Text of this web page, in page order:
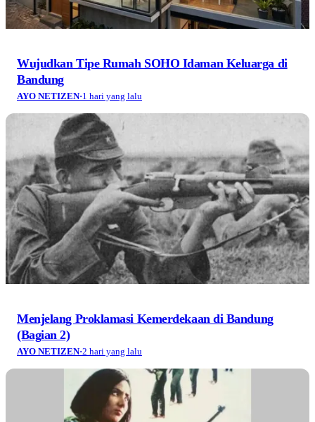
Wujudkan Tipe Rumah SOHO Idaman Keluarga di
Bandung
AYO NETIZEN·1 hari yang lalu
Menjelang Proklamasi Kemerdekaan di Bandung
(Bagian 2)
AYO NETIZEN·2 hari yang lalu